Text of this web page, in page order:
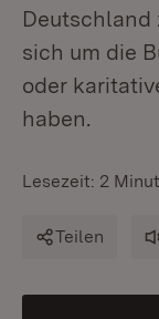
Deutschland
sich um die
oder
haben.
Lesezeit: 2
Teilen